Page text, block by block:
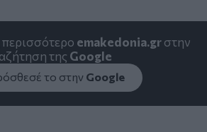
περισσότερο emakedonia.grστην
της Google
το στην Google